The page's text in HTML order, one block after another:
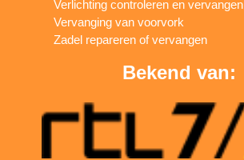
Verlichting controleren en vervangen
Vervanging van voorvork
Zadel repareren of vervangen
Bekend van: